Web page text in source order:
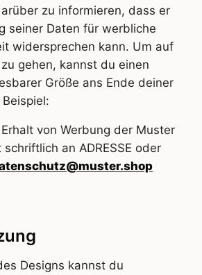
zu informieren, dass er
seiner Daten für werbliche
widersprechen kann. Um auf
gehen, kannst du einen
Größe ans Ende deiner
von Werbung der Muster
an ADRESSE oder
Designs kannst du